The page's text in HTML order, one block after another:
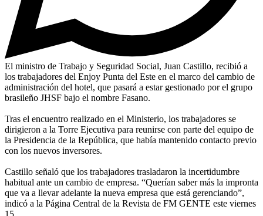
El ministro de Trabajo y Seguridad Social, Juan Castillo, recibió a
los trabajadores del Enjoy Punta del Este en el marco del cambio de
administración del hotel, que pasará a estar gestionado por el grupo
brasileño JHSF bajo el nombre Fasano.
Tras el encuentro realizado en el Ministerio, los trabajadores se
dirigieron a la Torre Ejecutiva para reunirse con parte del equipo de
la Presidencia de la República, que había mantenido contacto previo
con los nuevos inversores.
Castillo señaló que los trabajadores trasladaron la incertidumbre
habitual ante un cambio de empresa. “Querían saber más la impronta
que va a llevar adelante la nueva empresa que está gerenciando”,
indicó a la Página Central de la Revista de FM GENTE este viernes
15.